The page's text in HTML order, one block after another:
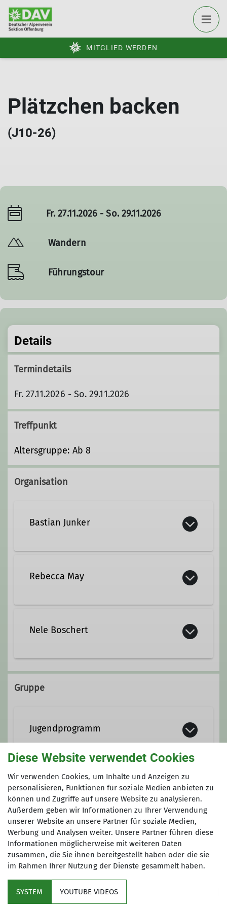
MITGLIED WERDEN
Plätzchen backen
(J10-26)
Fr. 27.11.2026 - So. 29.11.2026
Wandern
Führungstour
Details
Termindetails
Fr. 27.11.2026 - So. 29.11.2026
Treffpunkt
Altersgruppe: Ab 8
Organisation
Bastian Junker
Qualifikationen
Jugendreferent
Rebecca May
Nele Boschert
nele.boschert@gmx.de
Gruppe
Jugendprogramm
Anmeldung
Anfrage senden
Diese Website verwendet Cookies
Wir verwenden Cookies, um Inhalte und Anzeigen zu
personalisieren, Funktionen für soziale Medien anbieten zu
können und Zugriffe auf unsere Website zu analysieren.
Außerdem geben wir Informationen zu Ihrer Verwendung
unserer Website an unsere Partner für soziale Medien,
Werbung und Analysen weiter. Unsere Partner führen diese
Informationen möglicherweise mit weiteren Daten
zusammen, die Sie ihnen bereitgestellt haben oder die sie
im Rahmen Ihrer Nutzung der Dienste gesammelt haben.
SYSTEM YOUTUBE VIDEOS